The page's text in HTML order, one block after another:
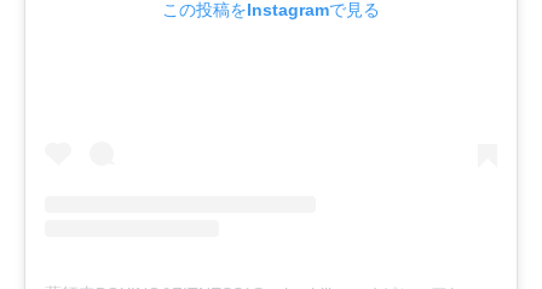
この投稿をInstagramで見る